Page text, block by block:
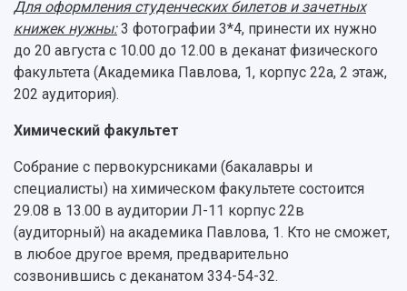
Для оформления студенческих билетов и зачетных
книжек нужны:3 фотографии 3*4, принести их нужно
до 20 августа с 10.00 до 12.00 в деканат физического
факультета (Академика Павлова, 1, корпус 22а, 2 этаж,
202 аудитория).
Химический факультет
Собрание с первокурсниками (бакалавры и
специалисты) на химическом факультете состоится
29.08 в 13.00 в аудитории Л-11 корпус 22в
(аудиторный) на академика Павлова, 1. Кто не сможет,
в любое другое время, предварительно
созвонившись с деканатом 334-54-32.